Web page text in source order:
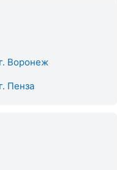
Воронеж
Пенза